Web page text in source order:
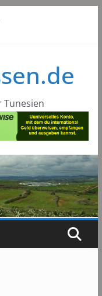
Tunesien